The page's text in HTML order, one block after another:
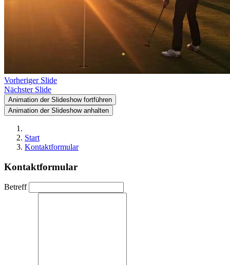
Vorheriger Slide
Nächster Slide
Animation der Slideshow fortführen
Animation der Slideshow anhalten
Start
Kontaktformular
Kontaktformular
Betreff